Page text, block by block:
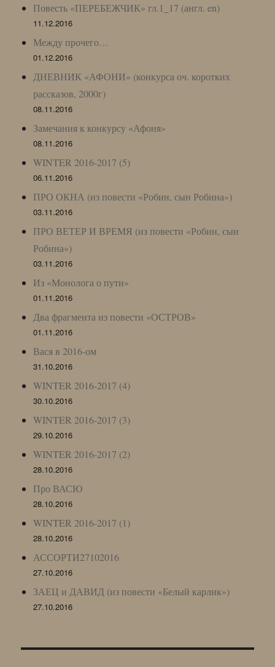
Повесть «ПЕРЕБЕЖЧИК» гл.1_17 (англ. en)
11.12.2016
Между прочего…
01.12.2016
ДНЕВНИК «АФОНИ» (конкурса оч. коротких
рассказов, 2000г)
08.11.2016
Замечания к конкурсу «Афоня»
08.11.2016
WINTER 2016-2017 (5)
06.11.2016
ПРО ОКНА (из повести «Робин, сын Робина»)
03.11.2016
ПРО ВЕТЕР И ВРЕМЯ (из повести «Робин, сын
Робина»)
03.11.2016
Из «Монолога о пути»
01.11.2016
Два фрагмента из повести «ОСТРОВ»
01.11.2016
Вася в 2016-ом
31.10.2016
WINTER 2016-2017 (4)
30.10.2016
WINTER 2016-2017 (3)
29.10.2016
WINTER 2016-2017 (2)
28.10.2016
Про ВАСЮ
28.10.2016
WINTER 2016-2017 (1)
28.10.2016
АССОРТИ27102016
27.10.2016
ЗАЕЦ и ДАВИД (из повести «Белый карлик»)
27.10.2016